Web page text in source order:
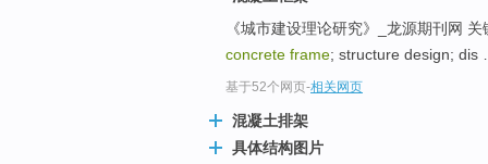
《城市建设理论研究》_龙源期刊网 关
concrete frame; structure design;
基于52个网页-相关网页
混凝土排架
具体结构图片